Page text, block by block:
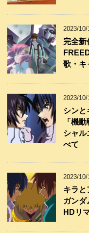
2023/10/
完全新
歌・キ
2023/10/
シンと
「機
シャル
べて
2023/10/
キラと
ガン
HDリ